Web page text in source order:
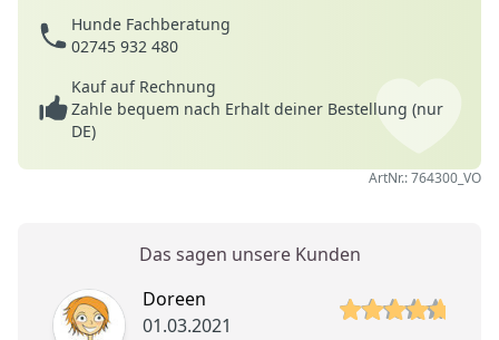
Hunde Fachberatung
02745 932 480
Kauf auf Rechnung
Zahle bequem nach Erhalt deiner Bestellung (nur
DE)
ArtNr.: 764300_VO
Das sagen unsere Kunden
Doreen
01.03.2021
5 von 5 Sterne